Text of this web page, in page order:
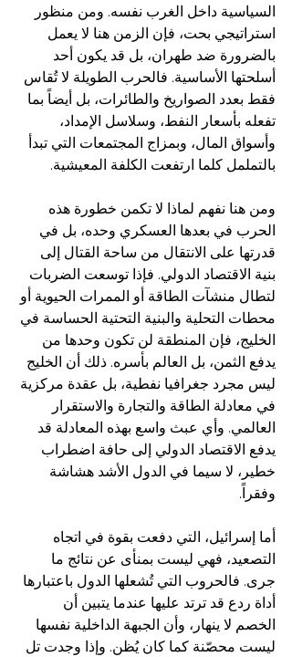
السياسية داخل الغرب نفسه. ومن منظور
استراتيجي بحت، فإن الزمن هنا لا يعمل
بالضرورة ضد طهران، بل قد يكون أحد
أسلحتها الأساسية. فالحرب الطويلة لا تُقاس
فقط بعدد الصواريخ والطائرات، بل أيضاً بما
تفعله بأسعار النفط، وسلاسل الإمداد،
وأسواق المال، وبمزاج المجتمعات التي تبدأ
بالتململ كلما ارتفعت الكلفة المعيشية.
ومن هنا نفهم لماذا لا تكمن خطورة هذه
الحرب في بعدها العسكري وحده، بل في
قدرتها على الانتقال من ساحة القتال إلى
بنية الاقتصاد الدولي. فإذا توسعت الضربات
لتطال منشآت الطاقة أو الممرات الحيوية أو
محطات التحلية والبنية التحتية الحساسة في
الخليج، فإن المنطقة لن تكون وحدها من
يدفع الثمن، بل العالم بأسره. ذلك أن الخليج
ليس مجرد جغرافيا نفطية، بل عقدة مركزية
في معادلة الطاقة والتجارة والاستقرار
العالمي. وأي عبث واسع بهذه المعادلة قد
يدفع الاقتصاد الدولي إلى حافة اضطراب
خطير، لا سيما في الدول الأشد هشاشة
وفقراً.
أما إسرائيل، التي دفعت بقوة في اتجاه
التصعيد، فهي ليست بمنأى عن نتائج ما
جرى. فالحروب التي تُشعلها الدول باعتبارها
أداة ردع قد ترتد عليها عندما يتبين أن
الخصم لا ينهار، وأن الجبهة الداخلية نفسها
ليست محصّنة كما كان يُظن. وإذا وجدت تل